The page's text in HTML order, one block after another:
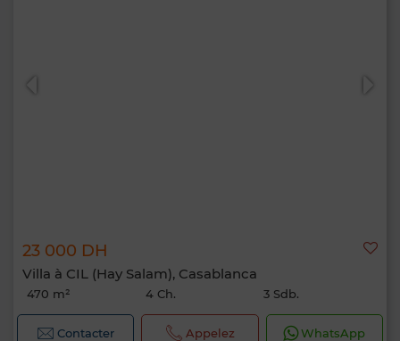
23 000 DH
Villa à CIL (Hay Salam), Casablanca
470 m² 4 Ch. 3 Sdb.
Contacter Appelez WhatsApp